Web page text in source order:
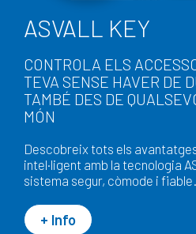
ASVALL KEY
CONTROLA ELS
TEVA SENSE HAVER DE
TAMBÉ DES DE
MÓN
Descobreix tots els
intel·ligent amb la tecnologia
sistema segur, còmode i fiable.
+ Info